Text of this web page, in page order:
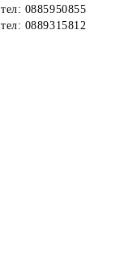
тел: 0885950855
тел: 0889315812